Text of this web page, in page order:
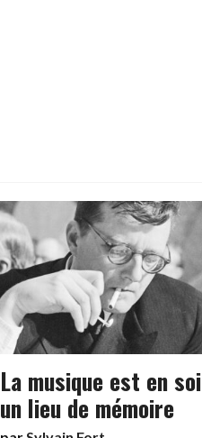
La musique est en soi
un lieu de mémoire